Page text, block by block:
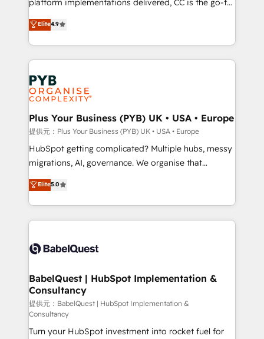
to your needs and sales objectives. With 125+
certifications, we are part of the most certified
services are offered in both English & French.
platform implementations delivered, CC is the go-to
Elite Solutions Partner for businesses ready to
migrate, replatform, and scale smarter. We specialize
in high-impact CRM and CMS migrations and
onboarding from platforms like Salesforce, NetSuite,
Zoho, Pardot, Marketo, Microsoft Dynamics, Wix,
WordPress and legacy CRMs, turning fragmented
systems into unified, growth-ready HubSpot
architectures that accelerate revenue operations and
performance. - Multi-object CRM migration, cleanup,
and implementation. - Pre-built and custom
integrations across your full tech stack. - Custom
- Dashboards, lifecycle campaigns, and lead
nurturing sequences. - Cross-hub setup across
scalable retainers. Let’s make HubSpot your most
powerful growth engine. Built to convert, scale, and
Elite4.9
Plus Your Business (PYB) UK • USA • Europe
提供元：Plus Your Business (PYB) UK • USA • Europe
HubSpot getting complicated? Multiple hubs, messy
migrations, AI, governance. We organise that
complexity, so your team can put HubSpot to work...
Welcome to our Profile! We help with: • CRM
implementation, reports, workflows, and team
training • CRM migration from Salesforce, Pipedrive,
custom API integrations with ERP (and other
operations A little about us: • Boutique 'Elite' team of
12 • 150+ clients across Sales Hub, Marketing Hub,
Service Hub, Data Hub and CMS • ISO/IEC
27001:2022, ISO 9001:2015, and ISO 42001:2023
certified - the AI management standard • GuardHub:
Elite5.0
BabelQuest | HubSpot Implementation &
Consultancy
提供元：BabelQuest | HubSpot Implementation &
Consultancy
Turn your HubSpot investment into rocket fuel for